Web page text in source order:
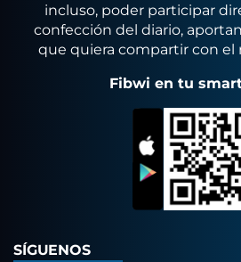
incluso, poder participar
confección del diario,
que quiera compartir con el
Fibwi en tu
SÍGUENOS